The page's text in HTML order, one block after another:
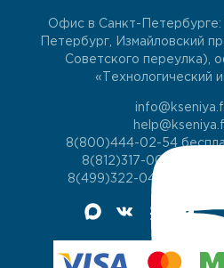
Офис в Санкт-Петербурге:
Петербург, Измайловский
Советского переулка),
«Технологический
8(800)444-02-54
8(812)317-00-60
8(499)322-04-74